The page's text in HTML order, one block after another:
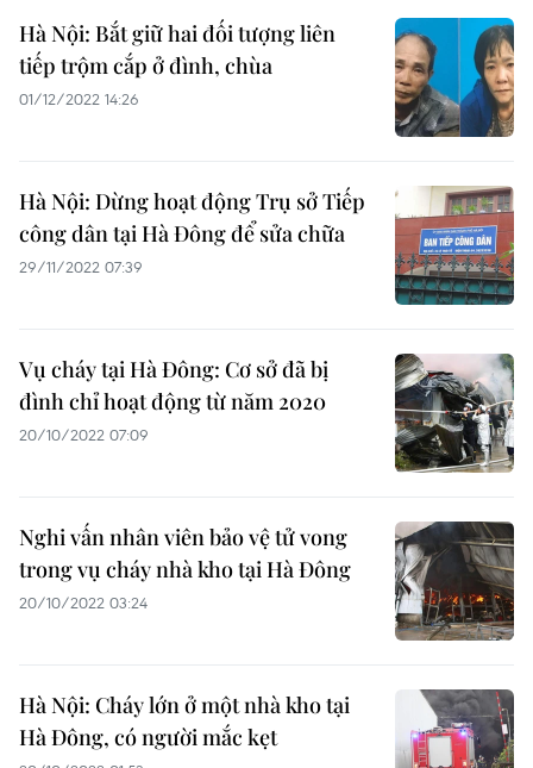
Hà Nội: Bắt giữ hai đối tượng liên
tiếp trộm cắp ở đình, chùa
01/12/2022 14:26
Hà Nội: Dừng hoạt động Trụ sở Tiếp
công dân tại Hà Đông để sửa chữa
29/11/2022 07:39
Vụ cháy tại Hà Đông: Cơ sở đã bị
đình chỉ hoạt động từ năm 2020
20/10/2022 07:09
Nghi vấn nhân viên bảo vệ tử vong
trong vụ cháy nhà kho tại Hà Đông
20/10/2022 03:24
Hà Nội: Cháy lớn ở một nhà kho tại
Hà Đông, có người mắc kẹt